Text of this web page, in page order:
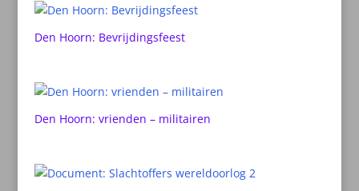
Den Hoorn: Bevrijdingsfeest
Den Hoorn: vrienden – militairen